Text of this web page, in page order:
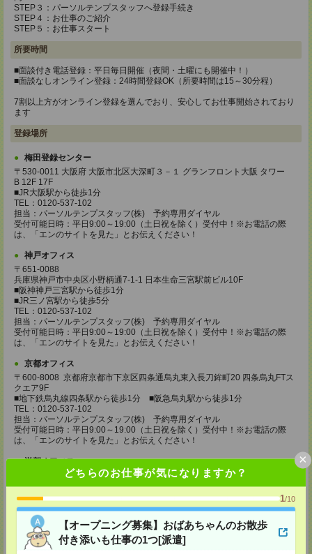
どちらのお仕事が気になりますか？
1/10
【オープニング募集】おばあちゃんのお散歩
付き添いも仕事の1つ[派遣]
×
STEP３：パーソルテンプスタッフへ登録手続き
STEP４：お仕事のご紹介
STEP５：お仕事スタート
所要時間
■面談付き電話登録：平日毎日開催（夜間・土曜にも開催中！）
■面談なしオンライン登録：24時間登録OK（所要時間は15～30分程）
7割以上方がオンライン登録を選んでおり、安心してお仕事開始されており
ます
登録場所
梅田登録センター
〒530-0011 大阪府 大阪市北区大深町３－１ グランフロント大阪 タワー
B 12F 17F
■JR大阪駅から徒歩1分
TEL：0120-537-102
担当：パーソルテンプスタッフ(株) 予約専用ダイヤル
受付可能日時：平日9:00～19:00（土日祝を除く）受付中！※お電話の際
は、「エンのサイトを見た」とお伝えください！
神戸オフィス
〒651-0088
兵庫県神戸市中央区小野柄通7-1-1 日本生命三宮駅前ビル10F
■阪神神戸三宮駅から徒歩1分
■JR三ノ宮駅から徒歩5分
TEL：0120-537-102
担当：パーソルテンプスタッフ(株) 予約専用ダイヤル
受付可能日時：平日9:00～19:00（土日祝を除く）受付中！※お電話の際
は、「エンのサイトを見た」とお伝えください！
京都オフィス
〒600-8008 京都府京都市下京区四条通烏丸東入長刀鉾町20 四条烏丸FTス
クエア9F
■地下鉄烏丸線四条駅から徒歩1分 ■阪急烏丸駅から徒歩1分
TEL：0120-537-102
担当：パーソルテンプスタッフ(株) 予約専用ダイヤル
受付可能日時：平日9:00～19:00（土日祝を除く）受付中！※お電話の際
は、「エンのサイトを見た」とお伝えください！
滋賀オフィス
〒525-0032 滋賀県草津市大路1-1-1 エルティ932 3F
■JR草津駅から徒歩1分
TEL：0120-537-102
担当：パーソルテンプスタッフ(株) 予約専用ダイヤル
受付可能日時：平日9:00～19:00（土日祝を除く）受付中！※お電話の際
は、「エンのサイトを見た」とお伝えください！
姫路オフィス